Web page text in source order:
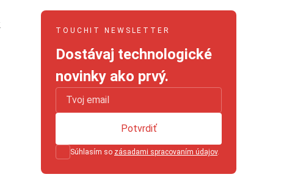
TOUCHIT NEWSLETTER
Dostávaj technologické
novinky ako prvý.
Súhlasím so zásadami spracovaním údajov.
Potvrdiť